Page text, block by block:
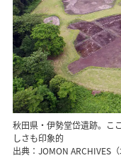
秋田県・伊勢堂岱遺跡。こ
しさも印象的
出典：JOMON ARCHIVES